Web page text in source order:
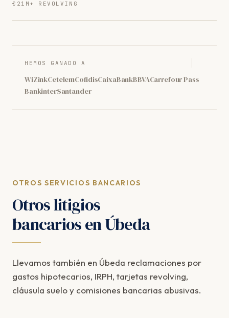
€21M+ REVOLVING
HEMOS GANADO A
WiZinkCetelemCofidisCaixaBankBBVACarrefour Pass
BankinterSantander
OTROS SERVICIOS BANCARIOS
Otros litigios
bancarios en Úbeda
Llevamos también en Úbeda reclamaciones por
gastos hipotecarios, IRPH, tarjetas revolving,
cláusula suelo y comisiones bancarias abusivas.